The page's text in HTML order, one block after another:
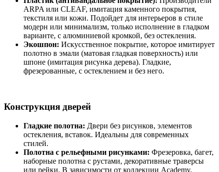
ARPA или CLEAF, имитация каменного покрытия,
текстиля или кожи. Подойдет для интерьеров в стиле
модерн или минимализм, только исполнение в гладком
варианте, с алюминиевой кромкой, без остекления.
Экошпон: Искусственное покрытие, которое имитирует
полотно в эмали (матовая гладкая поверхность) или
шпоне (имитация рисунка дерева). Гладкие,
фрезерованные, с остеклением и без него.
Конструкция дверей
Гладкие полотна: Двери без рисунков, элементов
остекления, вставок. Идеальны для современных
стилей.
Полотна с рельефными рисунками: Фрезеровка, багет,
наборные полотна с рустами, декоративные траверсы
или рейки. В зависимости от коллекции Academy,